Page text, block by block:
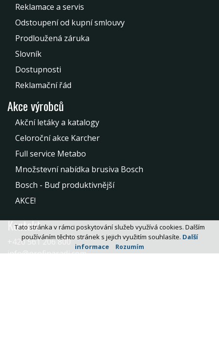
Reklamace a servis
Odstoupení od kupní smlouvy
Prodloužená záruka
Slovník
Dostupnosti
Reklamační řád
Akce výrobců
Akční letáky a katalogy
Celoroční akce Karcher
Full service Metabo
Množstevní nabídka brusiva Bosch
Bosch - Buď produktivnější
AKCE!
Kontakt
+420 561 206 800
info@profinaradi.com
Tato stránka v rámci poskytování služeb využívá cookies. Dalším
používáním těchto stránek s jejich využitím souhlasíte. Další
informace
Rozumím